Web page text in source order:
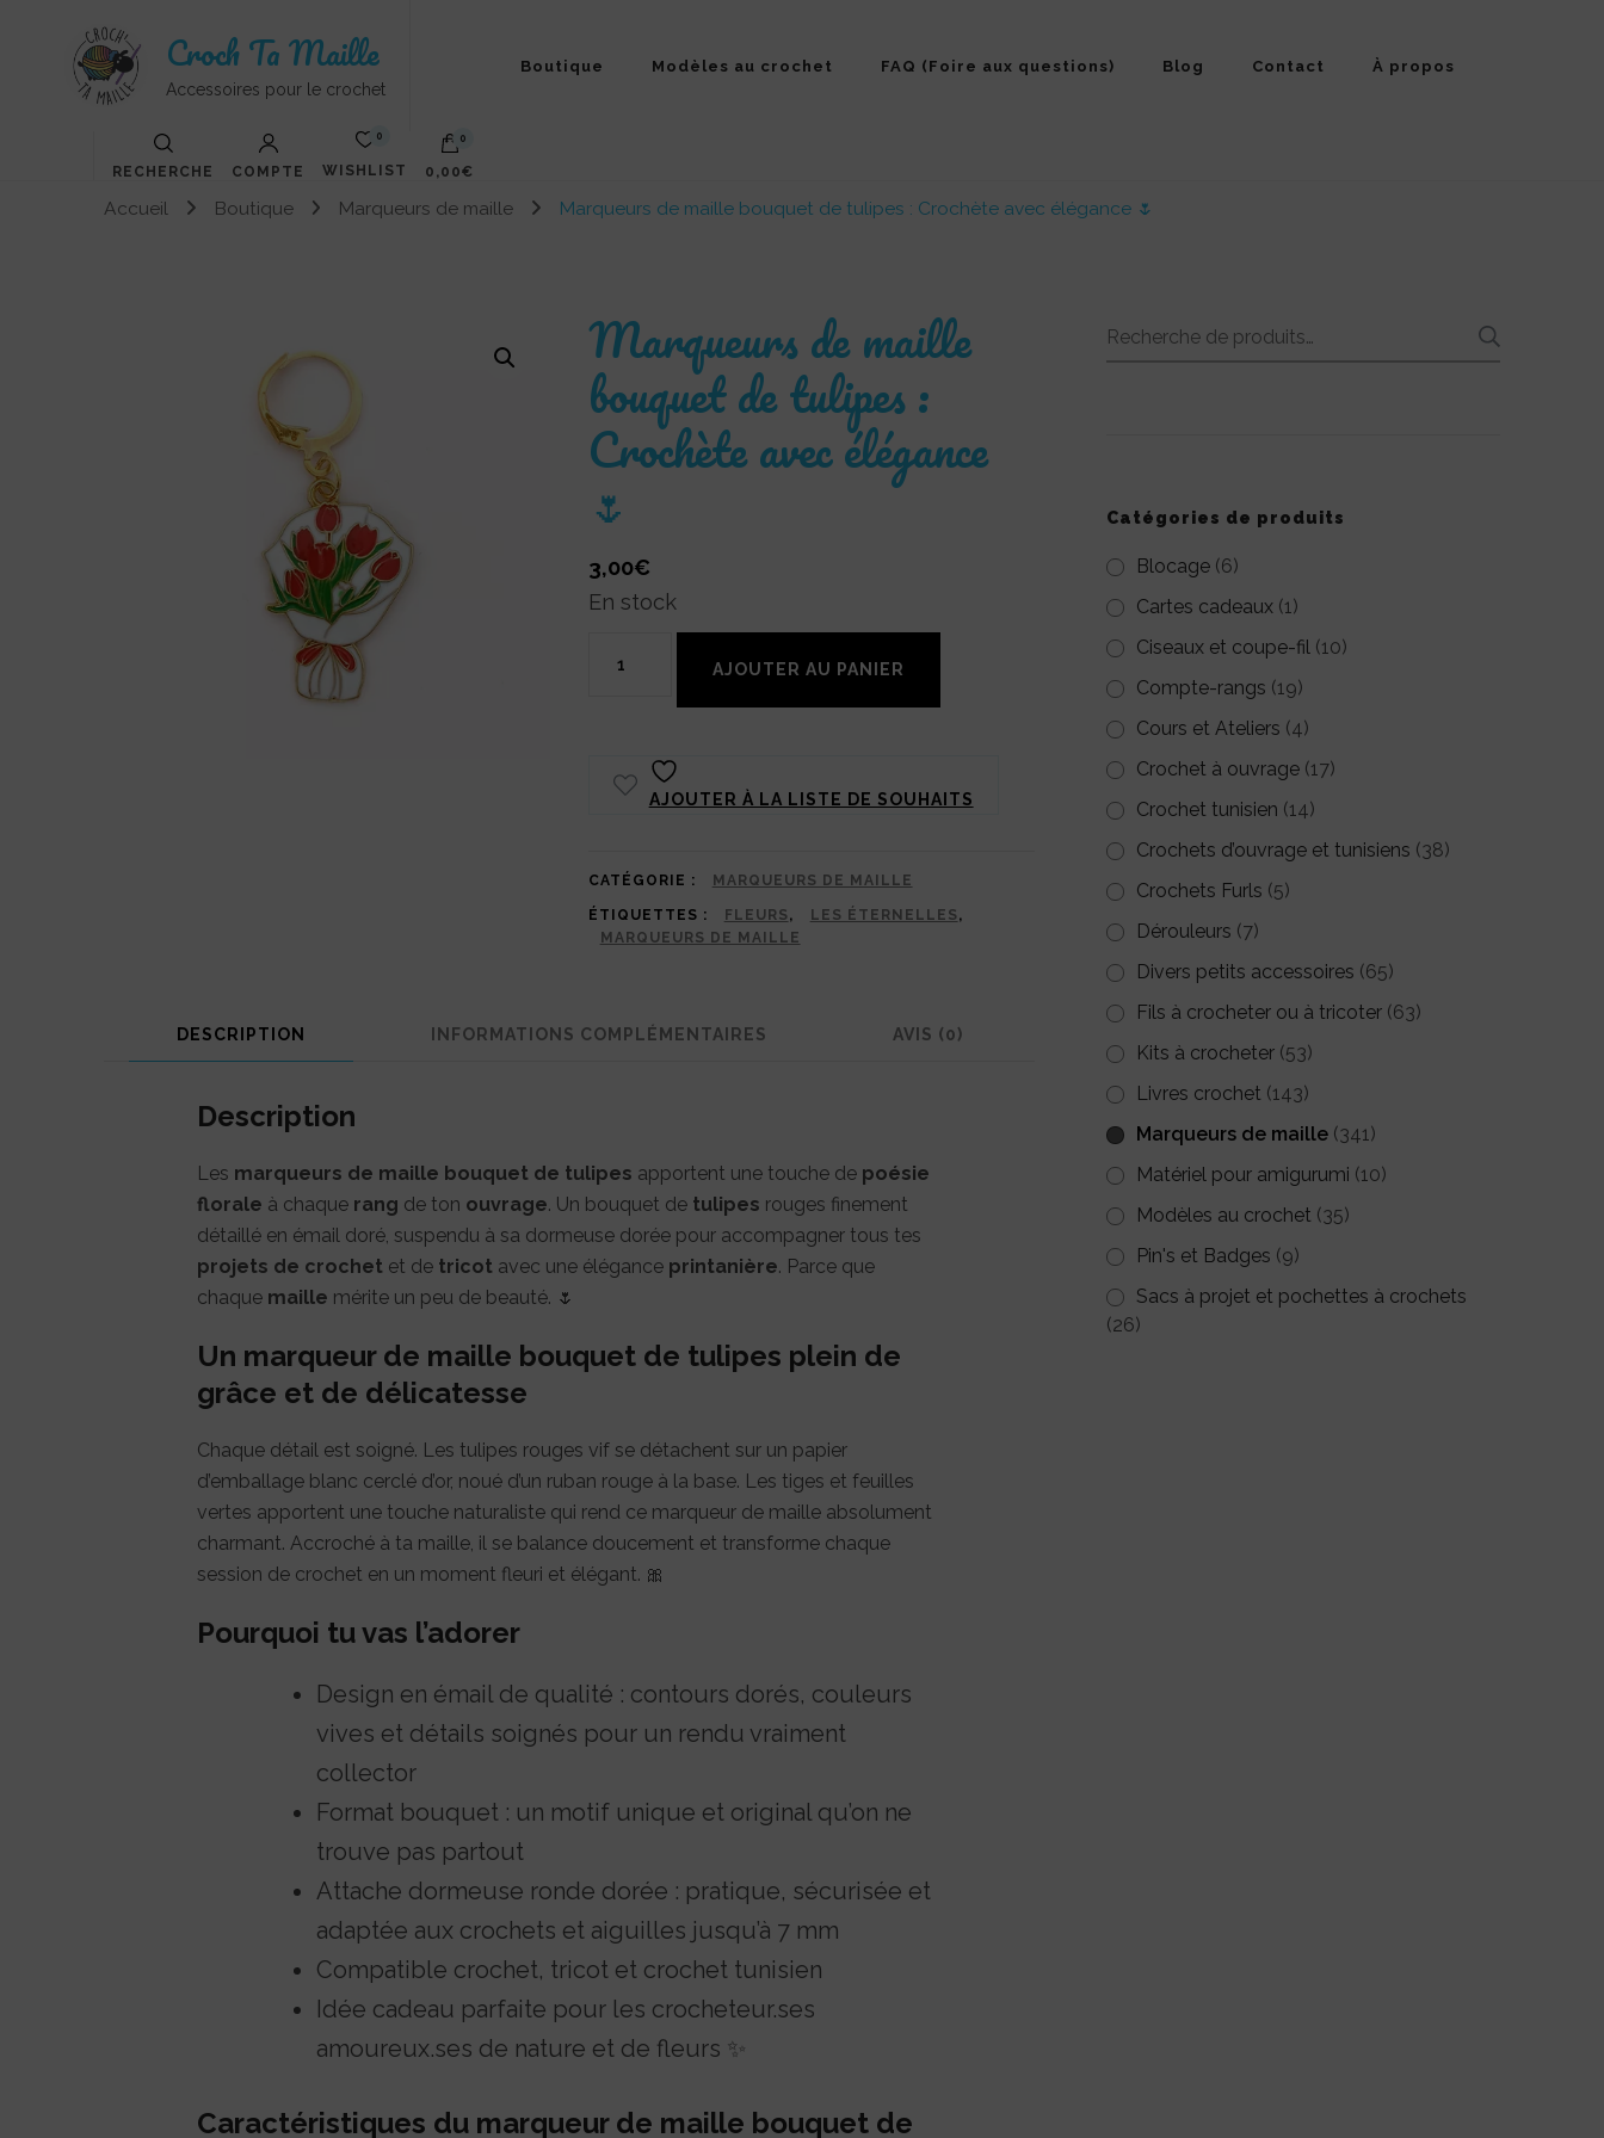
Croch Ta Maille
Accessoires pour le crochet
Boutique Modèles au crochet FAQ (Foire aux questions) Blog Contact À propos
RECHERCHE COMPTE
0
WISHLIST
0
0,00€
Accueil Boutique Marqueurs de maille Marqueurs de maille bouquet de tulipes : Crochète avec élégance 🌷
Marqueurs de maille
bouquet de tulipes :
Crochète avec élégance
🌷
3,00€
En stock
de
maille
de
tulipes
avec
AJOUTER AU PANIER
AJOUTER À LA LISTE DE SOUHAITS
CATÉGORIE : MARQUEURS DE MAILLE
ÉTIQUETTES : FLEURS , LES ÉTERNELLES ,
MARQUEURS DE MAILLE
DESCRIPTION INFORMATIONS COMPLÉMENTAIRES AVIS (0)
Description
Les marqueurs de maille bouquet de tulipes apportent une touche de poésie
florale à chaque rang de ton ouvrage. Un bouquet de tulipes rouges finement
détaillé en émail doré, suspendu à sa dormeuse dorée pour accompagner tous tes
projets de crochet et de tricot avec une élégance printanière. Parce que
chaque maille mérite un peu de beauté. 🌷
Un marqueur de maille bouquet de tulipes plein de
grâce et de délicatesse
Chaque détail est soigné. Les tulipes rouges vif se détachent sur un papier
d’emballage blanc cerclé d’or, noué d’un ruban rouge à la base. Les tiges et feuilles
vertes apportent une touche naturaliste qui rend ce marqueur de maille absolument
charmant. Accroché à ta maille, il se balance doucement et transforme chaque
session de crochet en un moment fleuri et élégant. 🎀
Pourquoi tu vas l’adorer
Design en émail de qualité : contours dorés, couleurs
vives et détails soignés pour un rendu vraiment
collector
Format bouquet : un motif unique et original qu’on ne
trouve pas partout
Attache dormeuse ronde dorée : pratique, sécurisée et
adaptée aux crochets et aiguilles jusqu’à 7 mm
Compatible crochet, tricot et crochet tunisien
Idée cadeau parfaite pour les crocheteur.ses
amoureux.ses de nature et de fleurs ✨
Caractéristiques du marqueur de maille bouquet de
Recherche
Catégories de produits
Blocage (6)
Cartes cadeaux (1)
Ciseaux et coupe-fil (10)
Compte-rangs (19)
Cours et Ateliers (4)
Crochet à ouvrage (17)
Crochet tunisien (14)
Crochets d’ouvrage et tunisiens (38)
Crochets Furls (5)
Dérouleurs (7)
Divers petits accessoires (65)
Fils à crocheter ou à tricoter (63)
Kits à crocheter (53)
Livres crochet (143)
Marqueurs de maille (341)
Matériel pour amigurumi (10)
Modèles au crochet (35)
Pin's et Badges (9)
Sacs à projet et pochettes à crochets
(26)